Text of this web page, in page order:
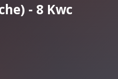
- 8 Kwc